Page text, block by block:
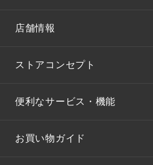
店舗情報
ストアコンセプト
便利なサービス・機能
お買い物ガイド